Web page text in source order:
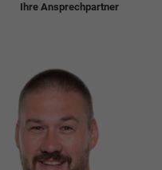
Ihre Ansprechpartner